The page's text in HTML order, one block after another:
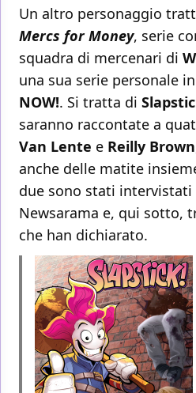
Un altro personaggio
Mercs for Money, serie
squadra di mercenari di
una sua serie personale
NOW!. Si tratta di
saranno raccontate a
Van Lente e Reilly Brown
anche delle matite
due sono stati
Newsarama e, qui sotto,
che han dichiarato.